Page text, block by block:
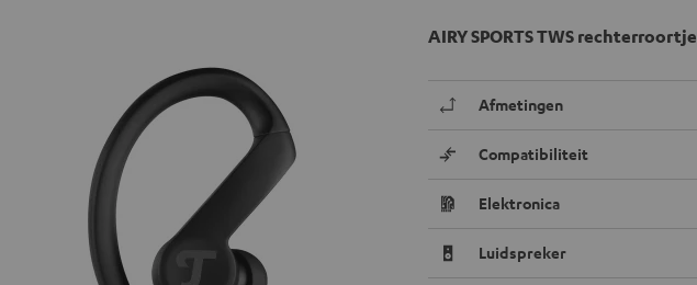
AIRY SPORTS TWS rechterroortje
Afmetingen
Compatibiliteit
Elektronica
Luidspreker